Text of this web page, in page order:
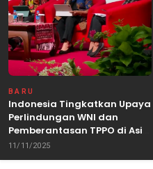
BARU
Indonesia Tingkatkan Upaya
Perlindungan WNI dan
Pemberantasan TPPO di Asia
Tenggara
11/11/2025